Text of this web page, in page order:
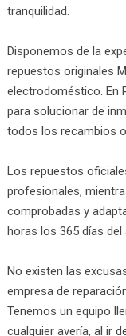
tranquilidad.
Disponemos de la
repuestos originales
electrodoméstico. En
para solucionar de
todos los recambios
Los repuestos
profesionales,
comprobadas y
horas los 365 días del
No existen las
empresa de
Tenemos un equipo
cualquier avería, al ir